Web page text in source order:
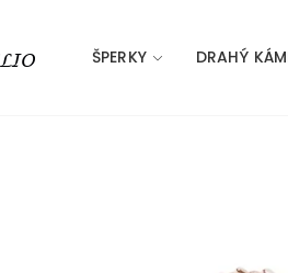
ŠPERKY DRAHÝ